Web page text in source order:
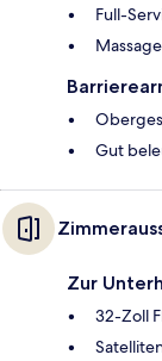
Full-
Gut
Zur
32-Zoll